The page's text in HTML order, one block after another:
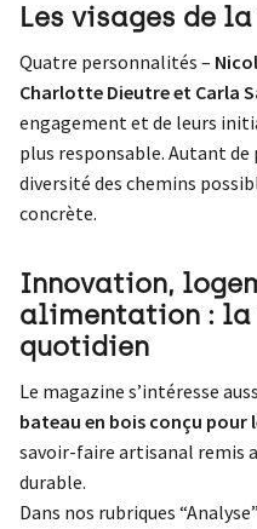
Les visages de
Quatre personnalités –
Charlotte Dieutre et Carla
engagement et de leurs
plus responsable. Autant
diversité des chemins
concrète.
Innovation,
alimentation :
quotidien
Le magazine s’intéresse
bateau en bois conçu pour
savoir-faire artisanal remis
durable.
Dans nos rubriques